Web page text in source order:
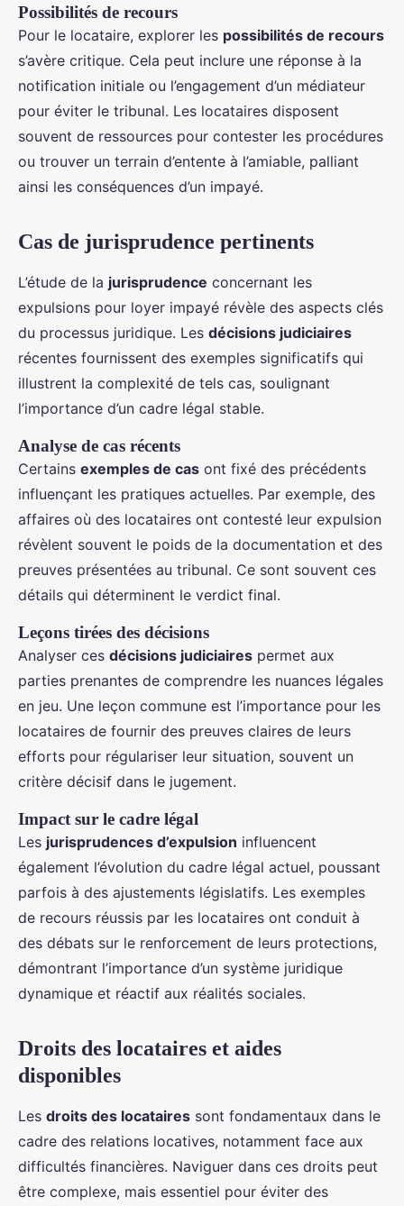
Possibilités de recours
Pour le locataire, explorer les possibilités de recours
s’avère critique. Cela peut inclure une réponse à la
notification initiale ou l’engagement d’un médiateur
pour éviter le tribunal. Les locataires disposent
souvent de ressources pour contester les procédures
ou trouver un terrain d’entente à l’amiable, palliant
ainsi les conséquences d’un impayé.
Cas de jurisprudence pertinents
L’étude de la jurisprudence concernant les
expulsions pour loyer impayé révèle des aspects clés
du processus juridique. Les décisions judiciaires
récentes fournissent des exemples significatifs qui
illustrent la complexité de tels cas, soulignant
l’importance d’un cadre légal stable.
Analyse de cas récents
Certains exemples de cas ont fixé des précédents
influençant les pratiques actuelles. Par exemple, des
affaires où des locataires ont contesté leur expulsion
révèlent souvent le poids de la documentation et des
preuves présentées au tribunal. Ce sont souvent ces
détails qui déterminent le verdict final.
Leçons tirées des décisions
Analyser ces décisions judiciaires permet aux
parties prenantes de comprendre les nuances légales
en jeu. Une leçon commune est l’importance pour les
locataires de fournir des preuves claires de leurs
efforts pour régulariser leur situation, souvent un
critère décisif dans le jugement.
Impact sur le cadre légal
Les jurisprudences d’expulsion influencent
également l’évolution du cadre légal actuel, poussant
parfois à des ajustements législatifs. Les exemples
de recours réussis par les locataires ont conduit à
des débats sur le renforcement de leurs protections,
démontrant l’importance d’un système juridique
dynamique et réactif aux réalités sociales.
Droits des locataires et aides
disponibles
Les droits des locataires sont fondamentaux dans le
cadre des relations locatives, notamment face aux
difficultés financières. Naviguer dans ces droits peut
être complexe, mais essentiel pour éviter des